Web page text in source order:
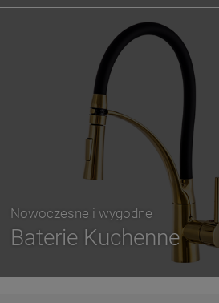
Nowoczesne i wygodne
Baterie Kuchenne